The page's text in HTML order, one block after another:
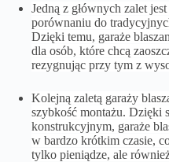
Jedną z głównych zalet
porównaniu do
Dzięki temu, garaże
dla osób, które chcą
rezygnując przy tym z
Kolejną zaletą garaży
szybkość montażu. Dzięki
konstrukcyjnym, garaże
w bardzo krótkim czasie,
tylko pieniądze, ale